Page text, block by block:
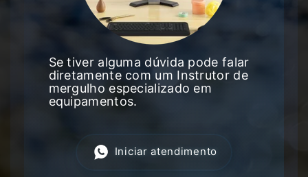
Se tiver alguma dúvida pode falar
diretamente com um Instrutor de
mergulho especializado em
equipamentos.
Iniciar atendimento